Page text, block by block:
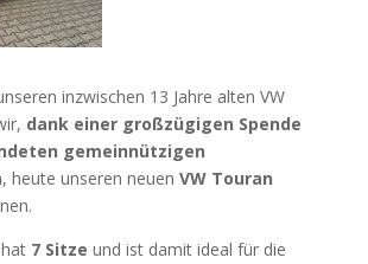
inzwischen 13 Jahre alten VW
dank einer großzügigen Spende
gemeinnützigen
, heute unseren neuen VW Touran
7 Sitze und ist damit ideal für die